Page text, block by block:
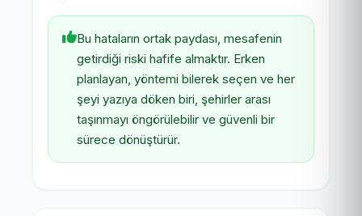
Bu hataların ortak paydası, mesafenin
getirdiği riski hafife almaktır. Erken
planlayan, yöntemi bilerek seçen ve her
şeyi yazıya döken biri, şehirler arası
taşınmayı öngörülebilir ve güvenli bir
sürece dönüştürür.